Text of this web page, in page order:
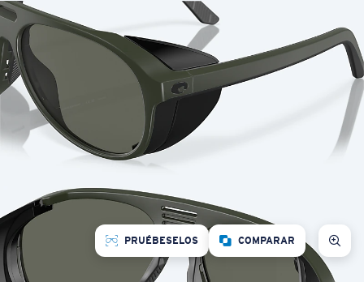
PRUÉBESELOS COMPARAR